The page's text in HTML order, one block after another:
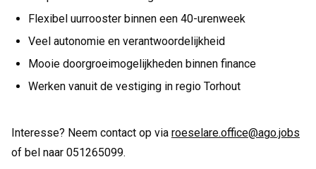
Flexibel uurrooster binnen een 40-urenweek
Veel autonomie en verantwoordelijkheid
Mooie doorgroeimogelijkheden binnen finance
Werken vanuit de vestiging in regio Torhout
Interesse? Neem contact op via roeselare.office@ago.jobs
of bel naar 051265099.